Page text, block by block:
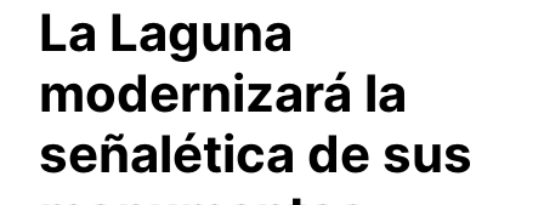
La Laguna
modernizará la
señalética de sus